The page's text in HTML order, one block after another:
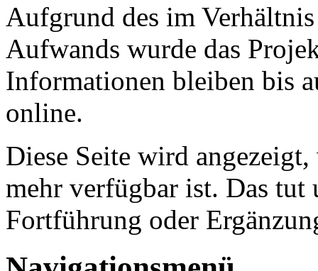
Aufgrund des im
Aufwands wurde das
Informationen bleiben bis
online.
Diese Seite wird
mehr verfügbar ist. Das tut
Fortführung oder